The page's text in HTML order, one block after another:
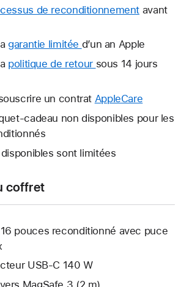
de reconditionnement avant
garantie limitée Une
nouvelle
d’un an Apple
politique de retour Une
fenêtre
sous 14 jours
un contrat AppleCare
nouvelle
cadeau non disponibles pour les
sont limitées
coffret
pouces reconditionné avec puce
USB-C 140 W